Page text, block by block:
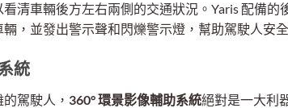
清車輛後方左右兩側的交通狀況。Yaris 配備的
，並發出警示聲和閃爍警示燈，幫助駕駛人安
統
駕駛人， 360° 環景影像輔助系統絕對是一大利